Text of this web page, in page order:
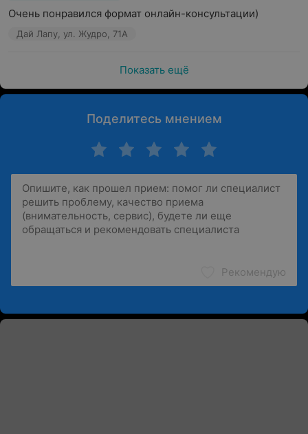
Очень понравился формат онлайн-консультации)
Дай Лапу, ул. Жудро, 71А
Показать ещё
Поделитесь мнением
Рекомендую